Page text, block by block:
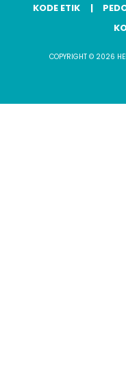
KODE ETIK
COPYRIGHT © 2026